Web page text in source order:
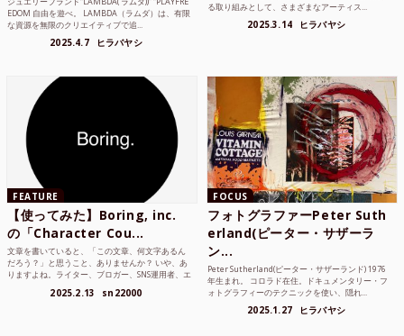
EDOM 自由を遊べ。 LAMBDA（ラムダ）は、有限
な資源を無限のクリエイティブで追...
2025.4.7 ヒラバヤシ
る取り組みとして、さまざまなアーティス...
2025.3.14 ヒラバヤシ
FEATURE
【使ってみた】Boring, inc.
の「Character Cou...
文章を書いていると、「この文章、何文字あるん
だろう？」と思うこと、ありませんか？ いや、あ
りますよね。ライター、ブロガー、SNS運用者、エ
2025.2.13 sn22000
FOCUS
フォトグラファーPeter Suth
erland(ピーター・サザーラ
ン...
Peter Sutherland(ピーター・サザーランド) 1976
年生まれ。 コロラド在住。ドキュメンタリー・フ
ォトグラフィーのテクニックを使い、隠れ...
2025.1.27 ヒラバヤシ